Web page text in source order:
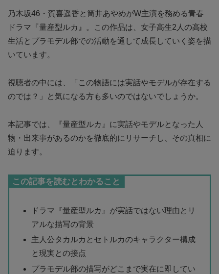
乃木坂46・賀喜遥香と筒井あやめがW主演を務める青春
ドラマ『量産型ルカ』。この作品は、女子高生2人の高校
生活とプラモデル部での活動を通して成長していく姿を描
いています。
視聴者の中には、「この物語には実話やモデルが存在する
のでは？」と気になる方も多いのではないでしょうか。
本記事では、『量産型ルカ』に実話やモデルとなった人
物・出来事があるのかを徹底的にリサーチし、その真相に
迫ります。
この記事を読むとわかること
ドラマ『量産型ルカ』が実話ではない理由とリ
アルな描写の背景
主人公タカルカとセトルカのキャラクター構成
と現実との接点
プラモデル部の描写がどこまで実在に即してい